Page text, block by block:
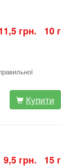
грн. 10 г
Купити
9,5 грн. 15 г